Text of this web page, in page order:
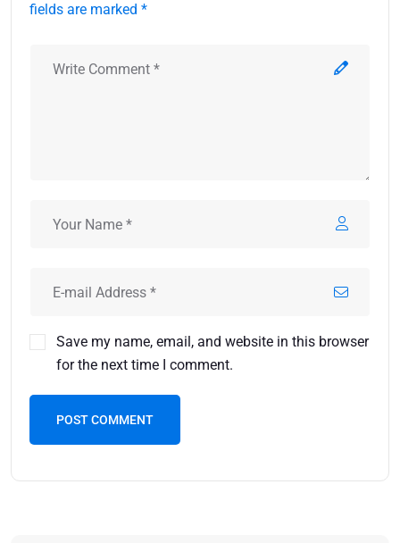
fields are marked *
Save my name, email, and website in this browser
for the next time I comment.
POST COMMENT